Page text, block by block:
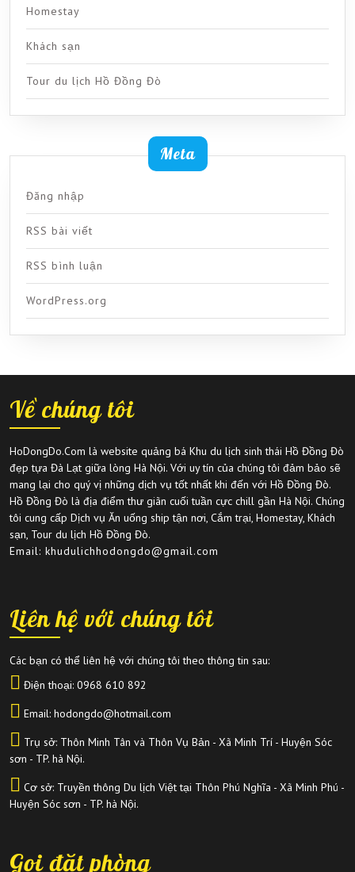
Homestay
Khách sạn
Tour du lịch Hồ Đồng Đò
Meta
Đăng nhập
RSS bài viết
RSS bình luận
WordPress.org
Về chúng tôi
HoDongDo.Com là website quảng bá Khu du lịch sinh thái Hồ Đồng Đò
đẹp tựa Đà Lạt giữa lòng Hà Nội. Với uy tín của chúng tôi đảm bảo sẽ
mang lại cho quý vị những dịch vụ tốt nhất khi đến với Hồ Đồng Đò.
Hồ Đồng Đò là địa điểm thư giãn cuối tuần cực chill gần Hà Nội. Chúng
tôi cung cấp Dịch vụ Ăn uống ship tận nơi, Cắm trại, Homestay, Khách
sạn, Tour du lịch Hồ Đồng Đò.
Email: khudulichhodongdo@gmail.com
Liên hệ với chúng tôi
Các bạn có thể liên hệ với chúng tôi theo thông tin sau:
Điện thoại: 0968 610 892
Email: hodongdo@hotmail.com
Trụ sở: Thôn Minh Tân và Thôn Vụ Bản - Xã Minh Trí - Huyện Sóc
sơn - TP. hà Nội.
Cơ sở: Truyền thông Du lịch Việt tại Thôn Phú Nghĩa - Xã Minh Phú -
Huyện Sóc sơn - TP. hà Nội.
Gọi đặt phòng